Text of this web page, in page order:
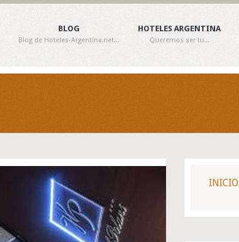
BLOG
Blog de Hoteles-Argentina.net...
HOTELES ARGENTINA
Queremos ser tu...
INICIO